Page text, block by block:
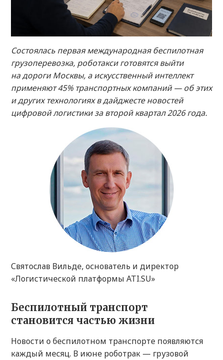
Состоялась первая международная беспилотная
грузоперевозка, роботакси готовятся выйти
на дороги Москвы, а искусственный интеллект
применяют 45% транспортных компаний — об этих
и других технологиях в дайджесте новостей
цифровой логистики за второй квартал 2026 года.
Святослав Вильде, основатель и директор
«Логистической платформы ATI.SU»
Беспилотный транспорт
становится частью жизни
Новости о беспилотном транспорте появляются
каждый месяц. В июне роботрак — грузовой